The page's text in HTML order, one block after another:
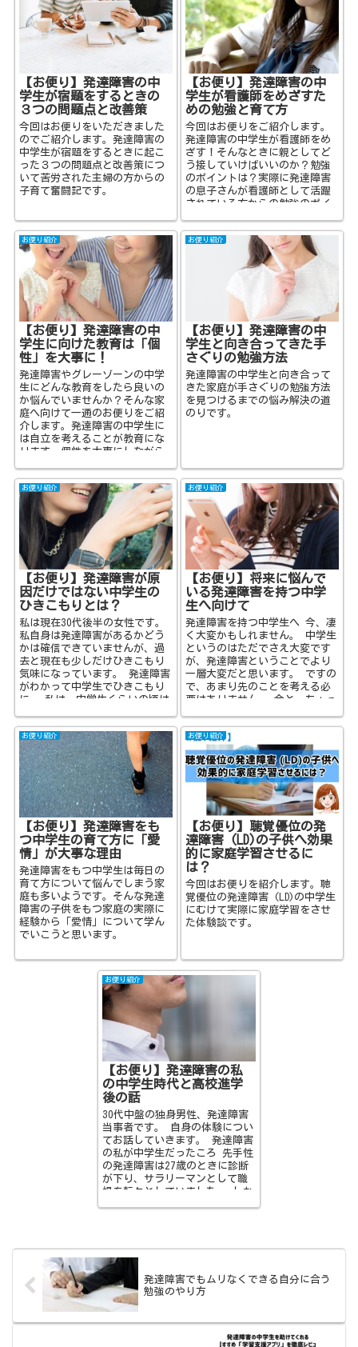
【お便り】発達障害の中
学生が宿題をするときの
３つの問題点と改善策
今回はお便りをいただきました
のでご紹介します。発達障害の
中学生が宿題をするときに起こ
った３つの問題点と改善策につ
いて苦労された主婦の方からの
子育て奮闘記です。
【お便り】発達障害の中
学生が看護師をめざすた
めの勉強と育て方
今回はお便りをご紹介します。
発達障害の中学生が看護師をめ
ざす！そんなときに親としてど
う接していけばいいのか？勉強
のポイントは？実際に発達障害
の息子さんが看護師として活躍
されている方からの勉強のポイ
ています。
お便り紹介
【お便り】発達障害の中
学生に向けた教育は「個
性」を大事に！
発達障害やグレーゾーンの中学
生にどんな教育をしたら良いの
か悩んでいませんか？そんな家
庭へ向けて一通のお便りをご紹
介します。発達障害の中学生に
は自立を考えることが教育にな
ります。個性を大事にしながら
の貴重なお便りです。
お便り紹介
【お便り】発達障害の中
学生と向き合ってきた手
さぐりの勉強方法
発達障害の中学生と向き合って
きた家庭が手さぐりの勉強方法
を見つけるまでの悩み解決の道
のりです。
お便り紹介
【お便り】発達障害が原
因だけではない中学生の
ひきこもりとは？
私は現在30代後半の女性です。
私自身は発達障害があるかどう
かは確信できていませんが、過
去と現在も少しだけひきこもり
気味になっています。 発達障害
がわかって中学生でひきこもり
に‥ 私は、中学生くらいの頃は
思...
お便り紹介
【お便り】将来に悩んで
いる発達障害を持つ中学
生へ向けて
発達障害を持つ中学生へ 今、凄
く大変かもしれません。 中学生
というのはただでさえ大変です
が、発達障害ということでより
一層大変だと思います。 ですの
で、あまり先のことを考える必
要はありません。 今と、ちょっ
お便り紹介
【お便り】発達障害をも
つ中学生の育て方に「愛
情」が大事な理由
発達障害をもつ中学生は毎日の
育て方について悩んでしまう家
庭も多いようです。そんな発達
障害の子供をもつ家庭の実際に
経験から「愛情」について学ん
でいこうと思います。
お便り紹介
【お便り】聴覚優位の発
達障害 (LD)の子供へ効果
的に家庭学習させるに
は？
今回はお便りを紹介します。聴
覚優位の発達障害 (LD)の中学生
にむけて実際に家庭学習をさせ
た体験談です。
お便り紹介
【お便り】発達障害の私
の中学生時代と高校進学
後の話
30代中盤の独身男性、発達障害
当事者です。 自身の体験につい
てお話していきます。 発達障害
の私が中学生だったころ 先手性
の発達障害は27歳のときに診断
が下り、サラリーマンとして職
場を転々としていました。 しか
発達障害でもムリなくできる自分に合う
勉強のやり方